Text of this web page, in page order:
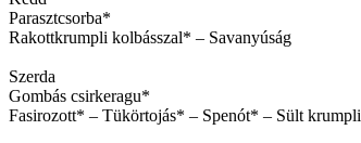
Parasztcsorba*
Rakottkrumpli kolbásszal* – Savanyúság
Szerda
Gombás csirkeragu*
Fasirozott* – Tükörtojás* – Spenót* – Sült krumpli